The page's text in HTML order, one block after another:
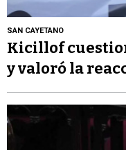
SAN CAYETANO
Kicillof
y valoró la